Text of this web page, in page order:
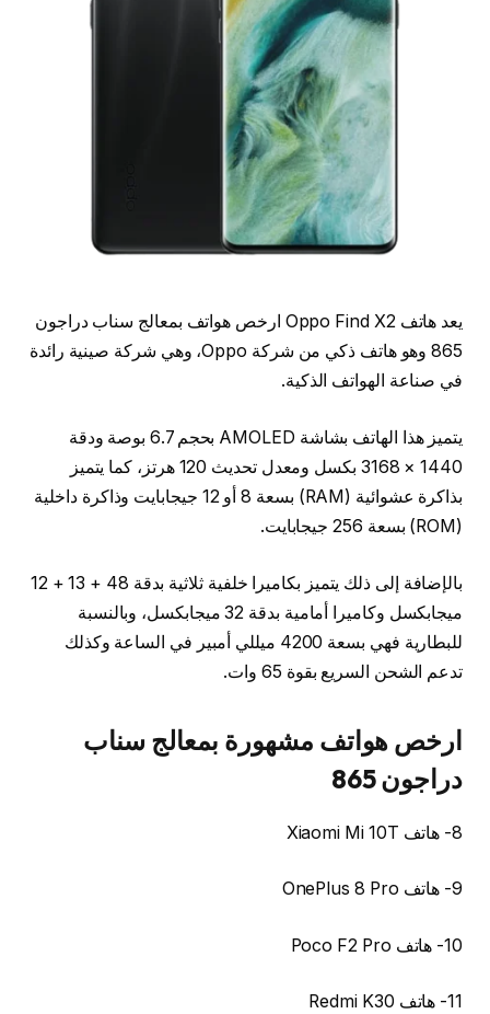
يعد هاتف Oppo Find X2 ارخص هواتف بمعالج سناب دراجون
865 وهو هاتف ذكي من شركة Oppo، وهي شركة صينية رائدة
في صناعة الهواتف الذكية.
يتميز هذا الهاتف بشاشة AMOLED بحجم 6.7 بوصة ودقة
1440 × 3168 بكسل ومعدل تحديث 120 هرتز، كما يتميز
بذاكرة عشوائية (RAM) بسعة 8 أو 12 جيجابايت وذاكرة داخلية
(ROM) بسعة 256 جيجابايت.
بالإضافة إلى ذلك يتميز بكاميرا خلفية ثلاثية بدقة 48 + 13 + 12
ميجابكسل وكاميرا أمامية بدقة 32 ميجابكسل، وبالنسبة
للبطارية فهي بسعة 4200 ميللي أمبير في الساعة وكذلك
تدعم الشحن السريع بقوة 65 وات.
ارخص هواتف مشهورة بمعالج سناب
دراجون 865
8- هاتف Xiaomi Mi 10T
9- هاتف OnePlus 8 Pro
10- هاتف Poco F2 Pro
11- هاتف Redmi K30